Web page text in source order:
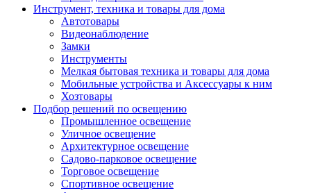
Инструмент, техника и товары для дома
Автотовары
Видеонаблюдение
Замки
Инструменты
Мелкая бытовая техника и товары для дома
Мобильные устройства и Аксессуары к ним
Хозтовары
Подбор решений по освещению
Промышленное освещение
Уличное освещение
Архитектурное освещение
Садово-парковое освещение
Торговое освещение
Спортивное освещение